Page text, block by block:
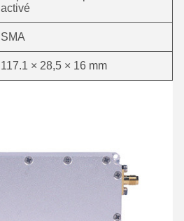
activé
SMA
117.1 × 28,5 × 16 mm